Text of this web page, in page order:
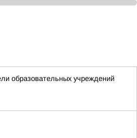
образовательных учреждений